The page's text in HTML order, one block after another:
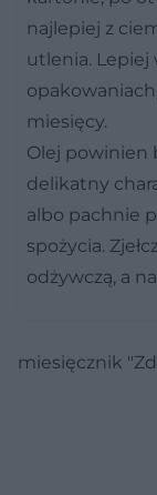
najlepiej z
utlenia. Lepiej
miesięcy.
Olej powinien
delikatny
albo pachnie
spożycia.
odżywczą, a
miesięcznik